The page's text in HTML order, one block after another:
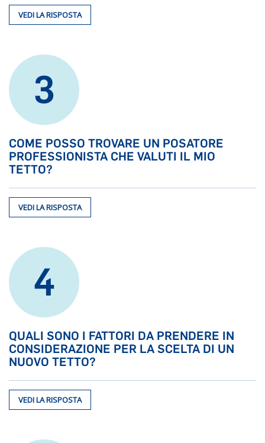
VEDI LA RISPOSTA
3
COME POSSO TROVARE UN POSATORE
PROFESSIONISTA CHE VALUTI IL MIO
TETTO?
VEDI LA RISPOSTA
4
QUALI SONO I FATTORI DA PRENDERE IN
CONSIDERAZIONE PER LA SCELTA DI UN
NUOVO TETTO?
VEDI LA RISPOSTA